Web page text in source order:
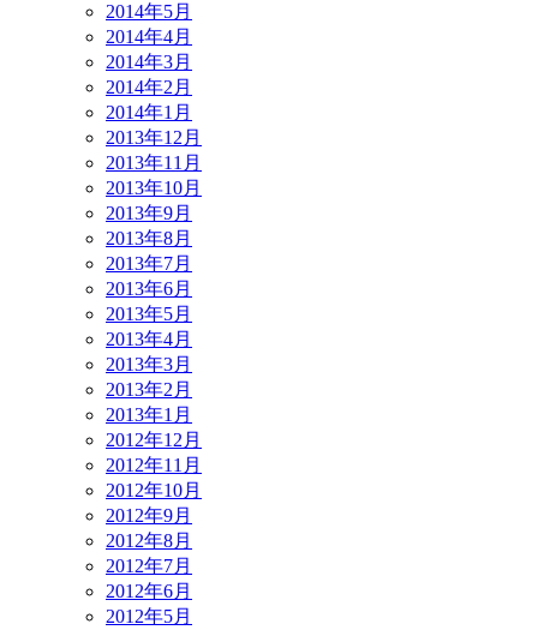
2014年5月
2014年4月
2014年3月
2014年2月
2014年1月
2013年12月
2013年11月
2013年10月
2013年9月
2013年8月
2013年7月
2013年6月
2013年5月
2013年4月
2013年3月
2013年2月
2013年1月
2012年12月
2012年11月
2012年10月
2012年9月
2012年8月
2012年7月
2012年6月
2012年5月